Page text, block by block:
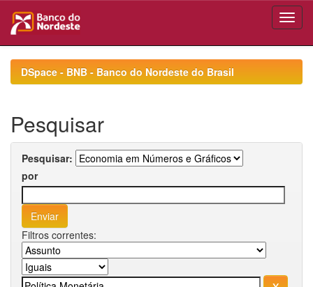
navigationDSpace - BNB - Banco do Nordeste do Brasil
Pesquisar
Pesquisar:
por
Filtros correntes: